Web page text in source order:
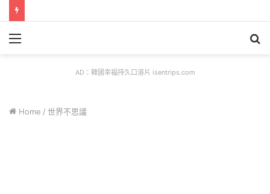
AD：韓國幸福持久口溶片 isentrips.com
Home / 世界不思議